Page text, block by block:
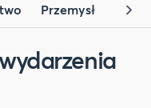
Przemysł